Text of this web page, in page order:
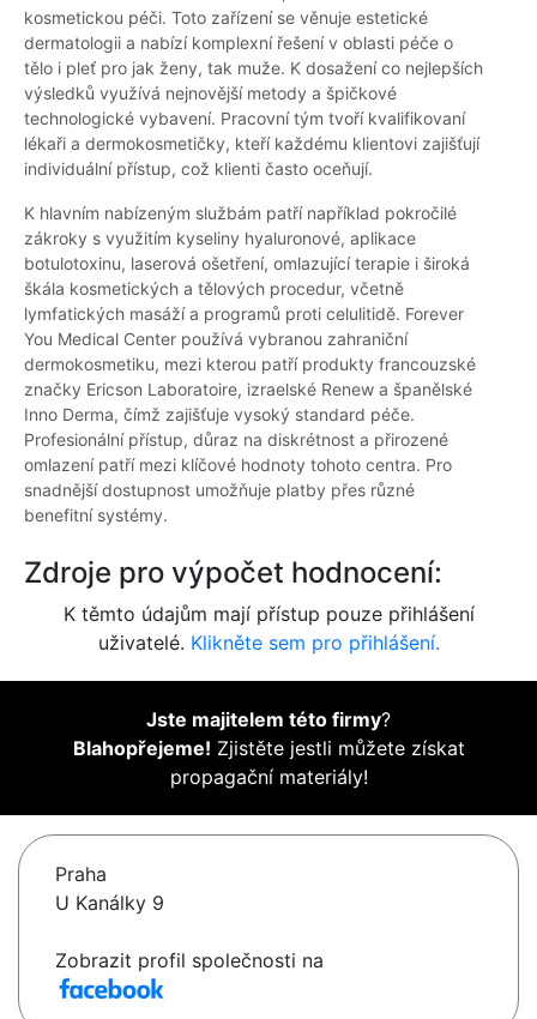
kosmetickou péči. Toto zařízení se věnuje estetické
dermatologii a nabízí komplexní řešení v oblasti péče o
tělo i pleť pro jak ženy, tak muže. K dosažení co nejlepších
výsledků využívá nejnovější metody a špičkové
technologické vybavení. Pracovní tým tvoří kvalifikovaní
lékaři a dermokosmetičky, kteří každému klientovi zajišťují
individuální přístup, což klienti často oceňují.
K hlavním nabízeným službám patří například pokročilé
zákroky s využitím kyseliny hyaluronové, aplikace
botulotoxinu, laserová ošetření, omlazující terapie i široká
škála kosmetických a tělových procedur, včetně
lymfatických masáží a programů proti celulitidě. Forever
You Medical Center používá vybranou zahraniční
dermokosmetiku, mezi kterou patří produkty francouzské
značky Ericson Laboratoire, izraelské Renew a španělské
Inno Derma, čímž zajišťuje vysoký standard péče.
Profesionální přístup, důraz na diskrétnost a přirozené
omlazení patří mezi klíčové hodnoty tohoto centra. Pro
snadnější dostupnost umožňuje platby přes různé
benefitní systémy.
Zdroje pro výpočet hodnocení:
K těmto údajům mají přístup pouze přihlášení
uživatelé. Klikněte sem pro přihlášení.
Jste majitelem této firmy?
Blahopřejeme! Zjistěte jestli můžete získat
propagační materiály!
Praha
U Kanálky 9
Zobrazit profil společnosti na